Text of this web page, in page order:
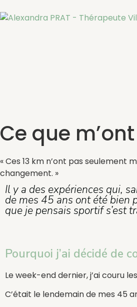
Ce que
« Ces 13 km n’ont pas
changement. »
Il y a des expériences qui,
de mes 45 ans ont été bien
que je pensais sportif s’est
Pourquoi j’ai décidé de
Le week-end dernier, j’ai couru
C’était le lendemain de mes 45